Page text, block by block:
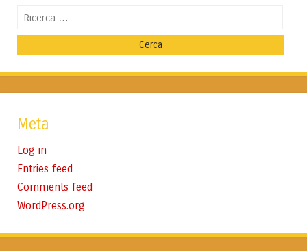
Cerca
Meta
Log in
Entries feed
Comments feed
WordPress.org